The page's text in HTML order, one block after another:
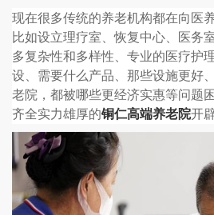
现在很多传统的养老机构都在向医
比如设立理疗室、恢复中心、医务
多复杂性和多样性、专业的医疗护
设、需要什么产品、那些设施更好
老院，都被哪些更经济实惠等问题
齐全实力雄厚的铜仁高端养老院开